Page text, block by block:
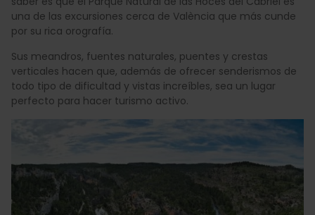
una de las excursiones cerca de València que más cunde
por su rica orografía.
Sus meandros, fuentes naturales, puentes y crestas
verticales hacen que, además de ofrecer senderismos de
todo tipo de dificultad y vistas increíbles, sea un lugar
perfecto para hacer turismo activo.